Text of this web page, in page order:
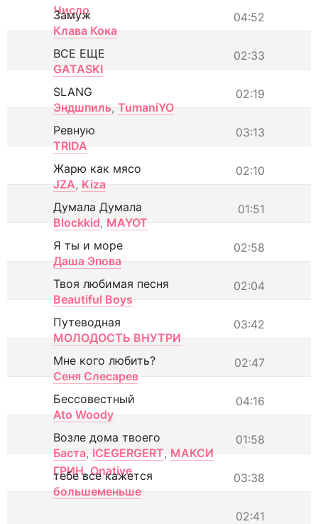
Число
04:52
Замуж
Клава Кока
02:33
ВСЕ ЕЩЕ
GATASKI
02:19
SLANG
Эндшпиль, TumaniYO
03:13
Ревную
TRIDA
02:10
Жарю как мясо
JZA, Kiza
01:51
Думала Думала
Blockkid, MAYOT
02:58
Я ты и море
Даша Эпова
02:04
Твоя любимая песня
Beautiful Boys
03:42
Путеводная
МОЛОДОСТЬ ВНУТРИ
02:47
Мне кого любить?
Сеня Слесарев
04:16
Бессовестный
Ato Woody
01:58
Возле дома твоего
Баста, ICEGERGERT, МАКСИ
ГРИН, Onative 03:38
тебе все кажется
большеменьше
02:41